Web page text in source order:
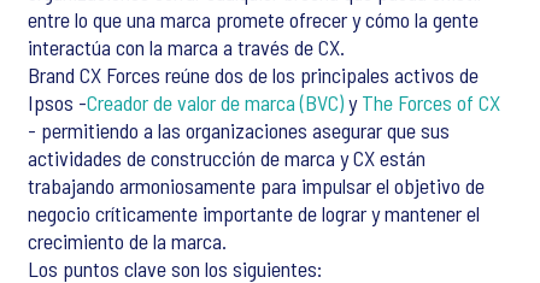
entre lo que una marca promete ofrecer y cómo la gente
interactúa con la marca a través de CX.
Brand CX Forces reúne dos de los principales activos de
Ipsos -Creador de valor de marca (BVC)yThe Forces of CX
- permitiendo a las organizaciones asegurar que sus
actividades de construcción de marca y CX están
trabajando armoniosamente para impulsar el objetivo de
negocio críticamente importante de lograr y mantener el
crecimiento de la marca.
Los puntos clave son los siguientes: